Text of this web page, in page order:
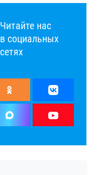
Читайте нас
в социальных
сетях